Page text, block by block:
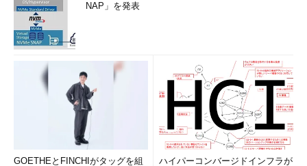
NAP」を発表
GOETHEとFINCHIがタッグを組
ハイパーコンバージドインフラが